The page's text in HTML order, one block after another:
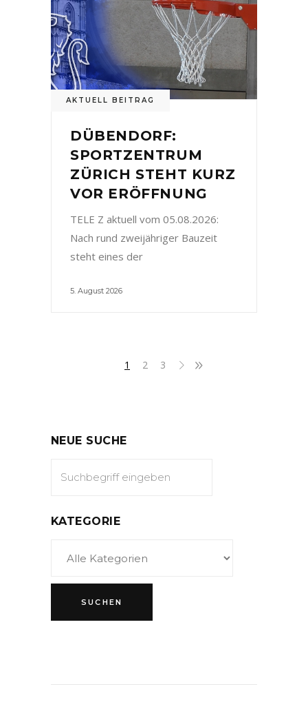
AKTUELL BEITRAG
DÜBENDORF:
SPORTZENTRUM
ZÜRICH STEHT KURZ
VOR ERÖFFNUNG
TELE Z aktuell vom 05.08.2026:
Nach rund zweijähriger Bauzeit
steht eines der
5. August 2026
1 2 3
NEUE SUCHE
KATEGORIE